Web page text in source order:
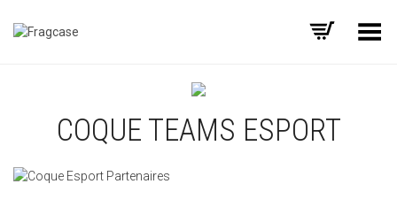
Basculer le menu
COQUE TEAMS ESPORT